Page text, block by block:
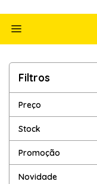
Alternar
Filtros
Filtros
Preço
Stock
Promoção
Novidade